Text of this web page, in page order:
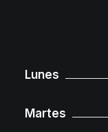
Lunes
Martes